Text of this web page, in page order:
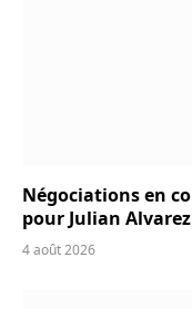
Négociations en
pour Julian Alvarez
4 août 2026